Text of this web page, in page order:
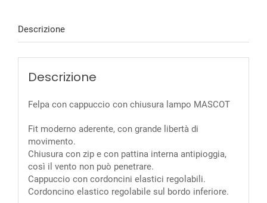
Descrizione
Descrizione
Felpa con cappuccio con chiusura lampo MASCOT
Fit moderno aderente, con grande libertà di
movimento.
Chiusura con zip e con pattina interna antipioggia,
così il vento non può penetrare.
Cappuccio con cordoncini elastici regolabili.
Cordoncino elastico regolabile sul bordo inferiore.